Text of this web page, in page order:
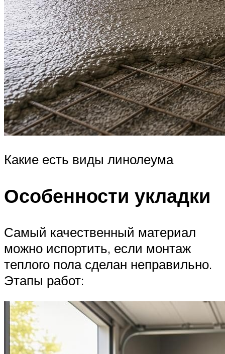
Какие есть виды линолеума
Особенности укладки
Самый качественный материал
можно испортить, если монтаж
теплого пола сделан неправильно.
Этапы работ: